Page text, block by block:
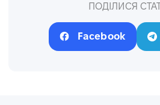
ПОДІЛИСЯ
Facebook